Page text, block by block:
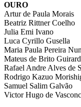
OURO
Artur de Paula Morais
Beatriz Rittner Coelho
Julia Emi Ivano
Luca Cyrillo Gusella
Maria Paula Pereira
Mateus de Brito
Rafael Andre Alves de
Rodrigo Kazuo
Samuel Salim Galvão
Victor Hugo de